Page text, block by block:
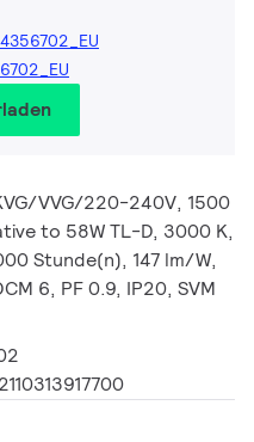
VVG/220-240V, 1500
to 58W TL-D, 3000 K,
Stunde(n), 147 lm/W,
6, PF 0.9, IP20, SVM